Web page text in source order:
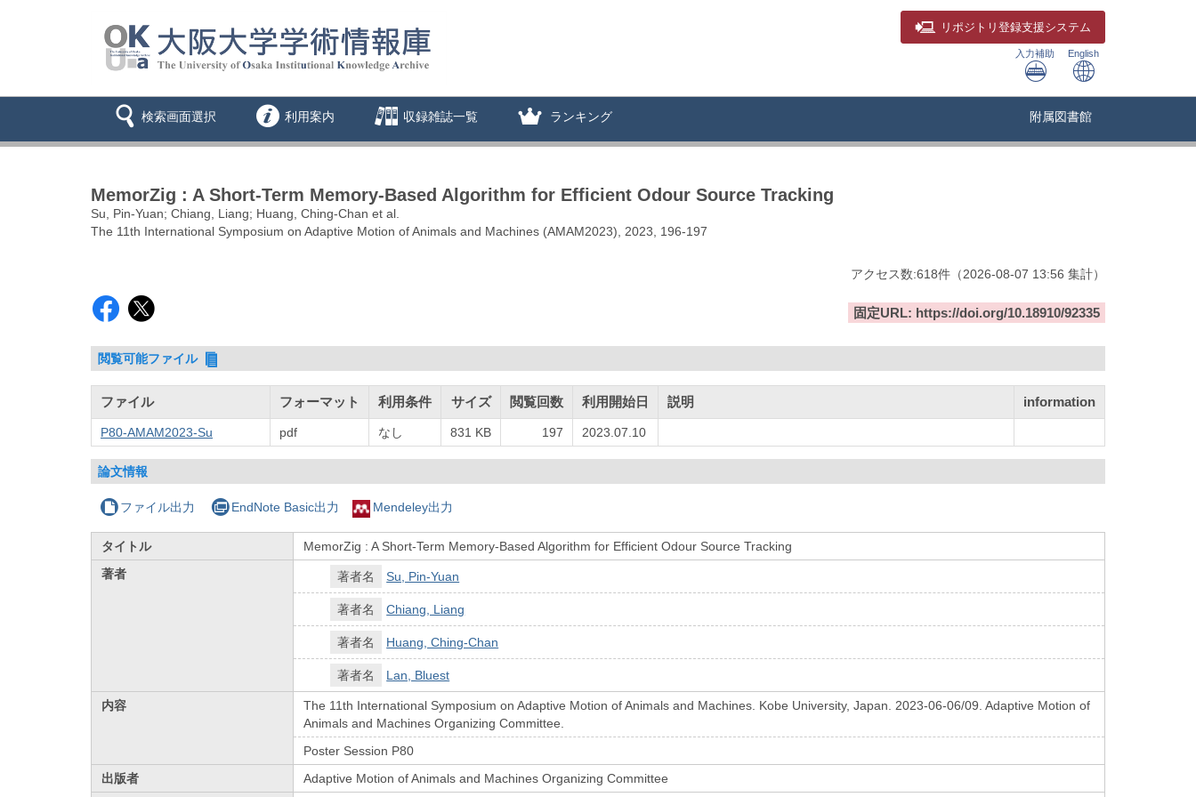
リポジトリ 登録支援システム
入力補助 English
検索画面選択 利用案内 収録雑誌一覧 ランキング 附属図書館
MemorZig : A Short-Term Memory-Based Algorithm for Efficient Odour Source Tracking
Su, Pin-Yuan; Chiang, Liang; Huang, Ching-Chan et al.
The 11th International Symposium on Adaptive Motion of Animals and Machines (AMAM2023), 2023, 196-197
アクセス数:618件 （2026-08-07 13:56 集計）
固定URL: https://doi.org/10.18910/92335
閲覧可能ファイル
ファイル フォーマット 利用条件 サイズ 閲覧回数 利用開始日 説明 information
P80-AMAM2023-Su pdf なし 831 KB 197 2023.07.10
論文情報
ファイル出力 EndNote Basic出力 Mendeley出力
タイトル
MemorZig : A Short-Term Memory-Based Algorithm for Efficient Odour Source Tracking
著者
著者名 Su, Pin-Yuan
著者名 Chiang, Liang
著者名 Huang, Ching-Chan
著者名 Lan, Bluest
内容
The 11th International Symposium on Adaptive Motion of Animals and Machines. Kobe University, Japan. 2023-06-06/09. Adaptive Motion of
Animals and Machines Organizing Committee.
Poster Session P80
出版者
Adaptive Motion of Animals and Machines Organizing Committee